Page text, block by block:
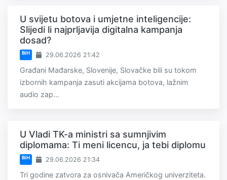
U svijetu botova i umjetne inteligencije:
Slijedi li najprljavija digitalna kampanja
dosad?
BiH 29.06.2026 21:42
Građani Mađarske, Slovenije, Slovačke bili su tokom
izbornih kampanja zasuti akcijama botova, lažnim
audio zap...
U Vladi TK-a ministri sa sumnjivim
diplomama: Ti meni licencu, ja tebi diplomu
BiH 29.06.2026 21:34
Tri godine zatvora za osnivača Američkog univerziteta.